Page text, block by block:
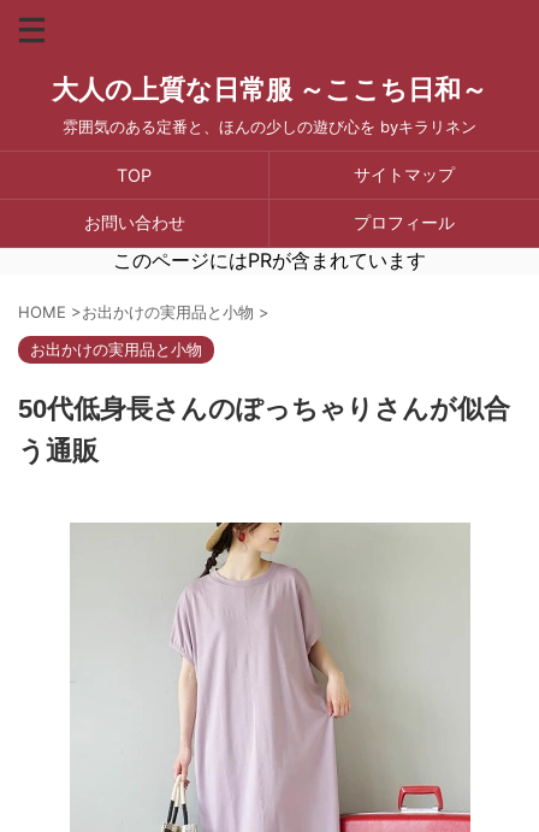
大人の上質な日常服 ～ここち日和～
雰囲気のある定番と、ほんの少しの遊び心を byキラリネン
TOP サイトマップ
お問い合わせ プロフィール
このページにはPRが含まれています
HOME >お出かけの実用品と小物 >
お出かけの実用品と小物
50代低身長さんのぽっちゃりさんが似合
う通販